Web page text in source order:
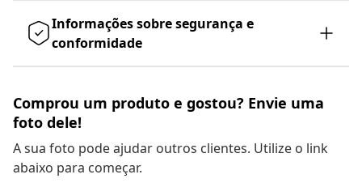
Informações sobre segurança e
conformidade
Comprou um produto e gostou? Envie uma
foto dele!
A sua foto pode ajudar outros clientes. Utilize o link
abaixo para começar.